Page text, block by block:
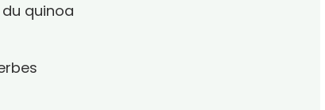
quinoa